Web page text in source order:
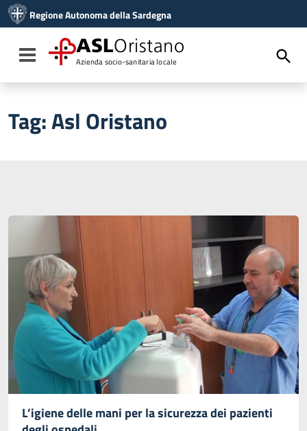
Vai al menu di navigazione
Vai al footer
Regione Autonoma della Sardegna
Toggle navigation
ASLOristano
Azienda socio-sanitaria locale
Tag:Asl Oristano
L’igiene delle mani per la sicurezza dei pazienti